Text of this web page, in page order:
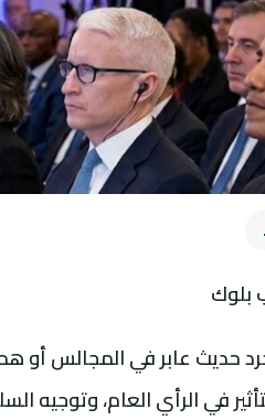
حديث عابر في المجالس أو
في الرأي العام، وتوجيه